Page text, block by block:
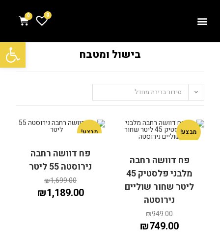
פתח סרגל נגישות
0
בישול ומטבח
סידור ברירת מחדל
מבצע!
פח דוושה רחבה
מלבני פלסטיק 45
ליטר שחור שוליים
נירוסטה
₪949.00
₪749.00
מבצע!
פח דוושה רחבה
נירוסטה 55 ליטר
₪1,699.00
₪1,189.00